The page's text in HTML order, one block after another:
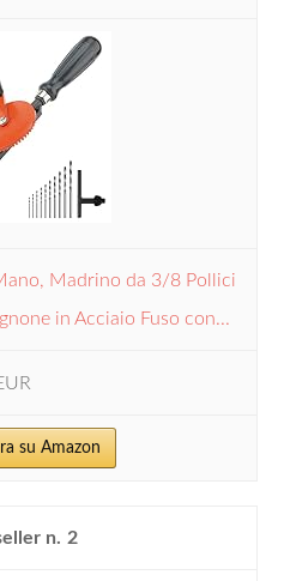
Madrino da 3/8 Pollici
in Acciaio Fuso con...
su Amazon
2